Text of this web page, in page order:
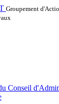
Groupement
Conseil